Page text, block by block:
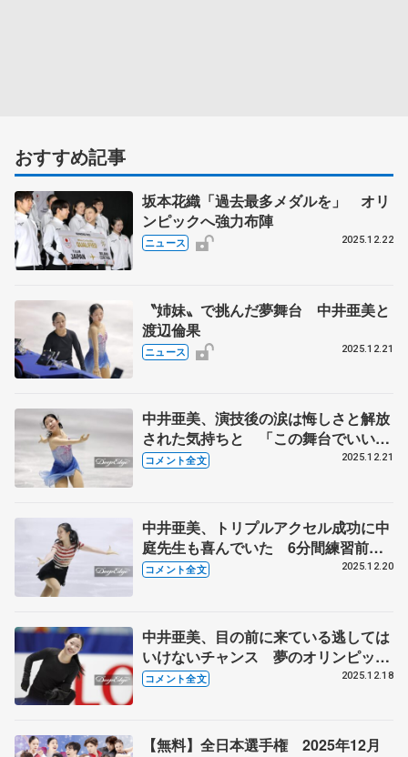
おすすめ記事
坂本花織「過去最多メダルを」 オリ
ンピックへ強力布陣
ニュース 2025.12.22
〝姉妹〟で挑んだ夢舞台 中井亜美と
渡辺倫果
ニュース 2025.12.21
中井亜美、演技後の涙は悔しさと解放
された気持ちと 「この舞台でいい演
技ができるのか不安が大きくて」【全
コメント全文 2025.12.21
中井亜美、トリプルアクセル成功に中
庭先生も喜んでいた 6分間練習前に
島田麻央ちゃんの衣装を締めてあげま
コメント全文 2025.12.20
中井亜美、目の前に来ている逃しては
いけないチャンス 夢のオリンピック
へトリプルアクセル2本着氷が目標
コメント全文 2025.12.18
【無料】全日本選手権 2025年12月